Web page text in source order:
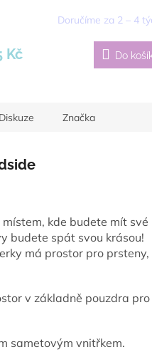
Doručíme za 2 – 4
Kč Do
Diskuze Značka
kde budete mít své
budete spát svou krásou!
má prostor pro prsteny,
v základně pouzdra pro
sametovým vnitřkem.